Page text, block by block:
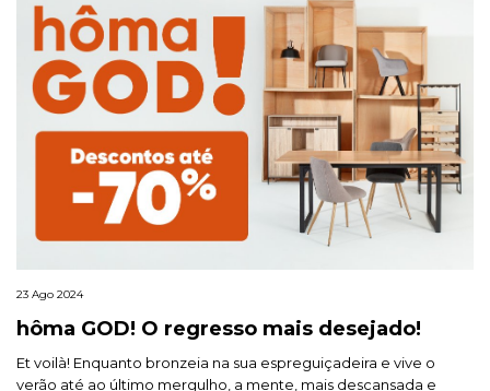
23 Ago 2024
hôma GOD! O regresso mais desejado!
Et voilà! Enquanto bronzeia na sua espreguiçadeira e vive o
verão até ao último mergulho, a mente, mais descansada e